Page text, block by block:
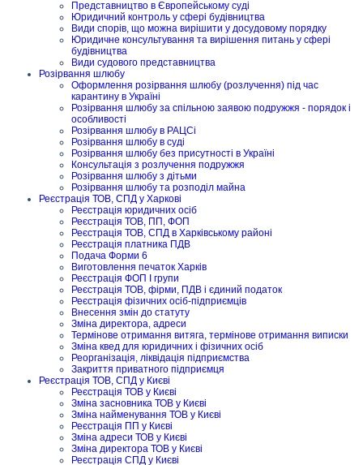
Представництво в Європейському суді
Юридичний контроль у сфері будівництва
Види спорів, що можна вирішити у досудовому порядку
Юридичне консультування та вирішення питань у сфері
будівництва
Види судового представництва
Розірвання шлюбу
Оформлення розірвання шлюбу (розлучення) під час
карантину в Україні
Розірвання шлюбу за спільною заявою подружжя - порядок і
особливості
Розірвання шлюбу в РАЦСі
Розірвання шлюбу в суді
Розірвання шлюбу без присутності в Україні
Консультація з розлучення подружжя
Розірвання шлюбу з дітьми
Розірвання шлюбу та розподіл майна
Реєстрація ТОВ, СПД у Харкові
Реєстрація юридичних осіб
Реєстрація ТОВ, ПП, ФОП
Реєстрація ТОВ, СПД в Харківському районі
Реєстрація платника ПДВ
Подача Форми 6
Виготовлення печаток Харків
Реєстрація ФОП I групи
Реєстрація ТОВ, фірми, ПДВ і єдиний податок
Реєстрація фізичних осіб-підприємців
Внесення змін до статуту
Зміна директора, адреси
Термінове отримання витяга, термінове отримання виписки
Зміна квед для юридичних і фізичних осіб
Реорганізація, ліквідація підприємства
Закриття приватного підприємця
Реєстрація ТОВ, СПД у Києві
Реєстрація ТОВ у Києві
Зміна засновника ТОВ у Києві
Зміна найменування ТОВ у Києві
Реєстрація ПП у Києві
Зміна адреси ТОВ у Києві
Зміна директора ТОВ у Києві
Реєстрація СПД у Києві